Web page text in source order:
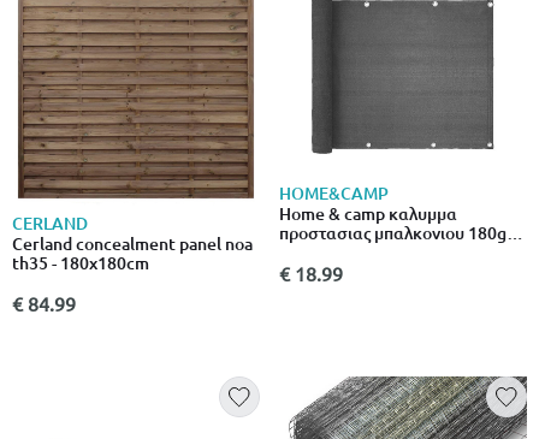
CERLAND
Cerland concealment panel noa
th35 - 180x180cm
€ 84.99
HOME&CAMP
Home & camp καλυμμα
προστασιας μπαλκονιου 180gr
€ 18.99